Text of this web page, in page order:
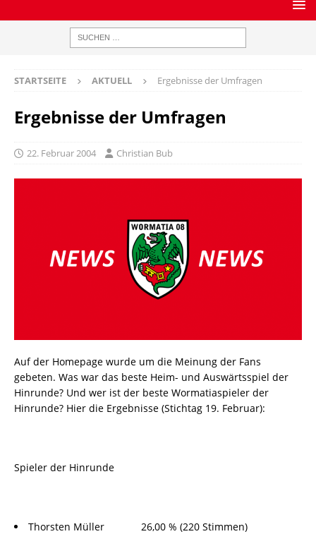
STARTSEITE AKTUELL Ergebnisse der Umfragen
Ergebnisse der Umfragen
22. Februar 2004 Christian Bub
Auf der Homepage wurde um die Meinung der Fans
gebeten. Was war das beste Heim- und Auswärtsspiel der
Hinrunde? Und wer ist der beste Wormatiaspieler der
Hinrunde? Hier die Ergebnisse (Stichtag 19. Februar):
Spieler der Hinrunde
Thorsten Müller 26,00 % (220 Stimmen)